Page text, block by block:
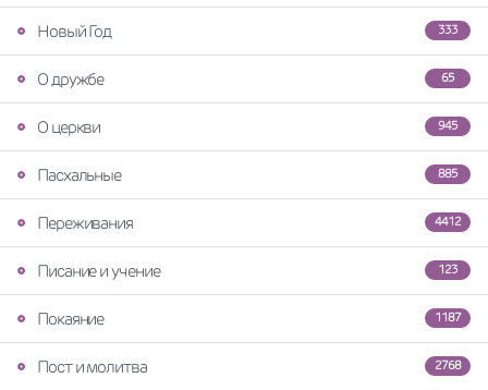
333
Новый Год
65
О дружбе
945
О церкви
885
Пасхальные
4412
Переживания
123
Писание и учение
1187
Покаяние
2768
Пост и молитва